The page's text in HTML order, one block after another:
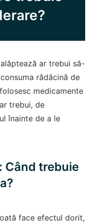
ar trebui să-
rădăcină de
medicamente
trebui, de
înainte de a le
Când trebuie
face efectul dorit,